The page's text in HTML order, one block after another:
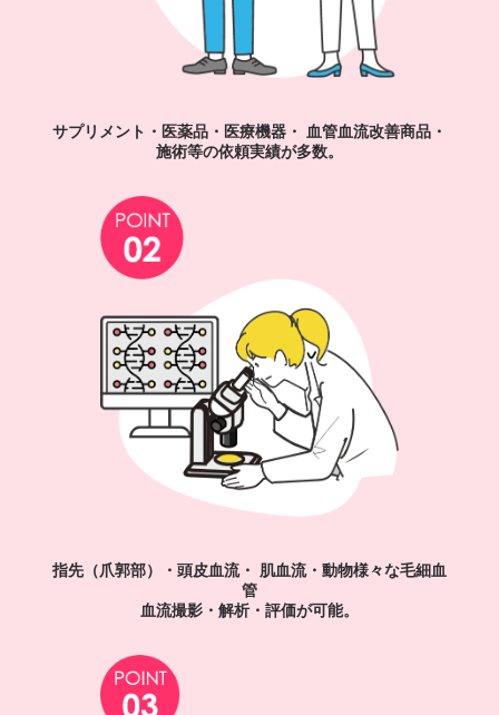
サプリメント・医薬品・医療機器・ 血管血流改善商品・
施術等の依頼実績が多数。
指先（爪郭部）・頭皮血流・ 肌血流・動物様々な毛細血
管
血流撮影・解析・評価が可能。